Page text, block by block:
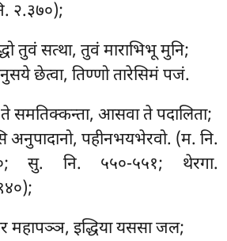
२.३७०);
तुवं सत्था, तुवं माराभिभू मुनि;
छेत्वा, तिण्णो तारेसिमं पजं.
समतिक्कन्ता, आसवा ते पदालिता;
अनुपादानो, पहीनभयभेरवो. (म. नि.
सु. नि. ५५०-५५१; थेरगा.
महापञ्ञ, इद्धिया यससा जल;